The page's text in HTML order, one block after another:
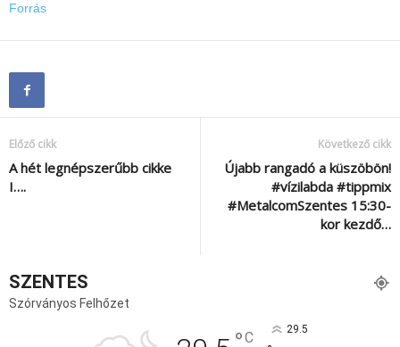
Forrás
Előző cikk
A hét legnépszerűbb cikke
I….
Következő cikk
Újabb rangadó a küszöbön!
#vízilabda #tippmix
#MetalcomSzentes 15:30-
kor kezdő…
SZENTES
Szórványos Felhőzet
C 29.5